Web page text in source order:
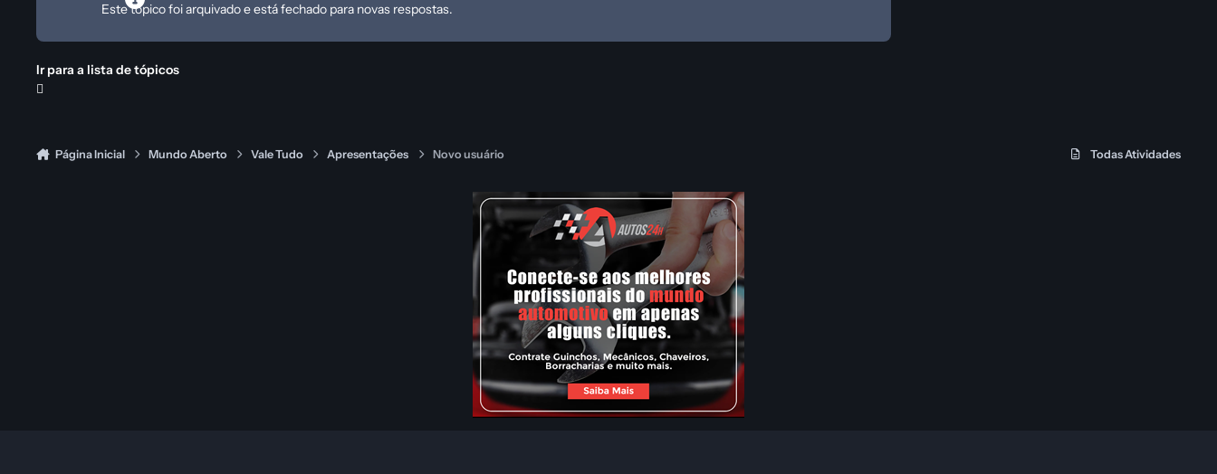
Este tópico foi arquivado e está fechado para novas respostas.
Ir para a lista de tópicos
Página Inicial Mundo Aberto Vale Tudo Apresentações Novo usuário Todas Atividades